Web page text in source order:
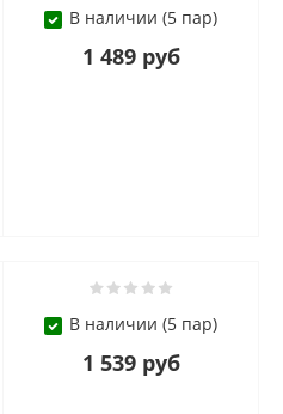
В наличии (5 пар)
1 489 руб
В наличии (5 пар)
1 539 руб